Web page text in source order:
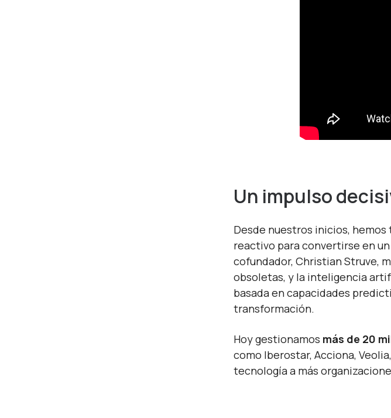
Un impulso
Desde nuestros inicios,
reactivo para convertirse en
cofundador, Christian Struve,
obsoletas, y la inteligencia
basada en capacidades
transformación.
Hoy gestionamos más de 20
como Iberostar, Acciona,
tecnología a más